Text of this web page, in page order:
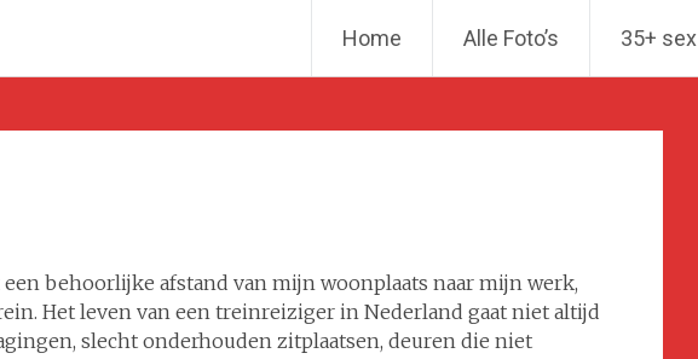
Home Alle Foto’s 35+ sex
een behoorlijke afstand van mijn woonplaats naar mijn werk,
Het leven van een treinreiziger in Nederland gaat niet altijd
slecht onderhouden zitplaatsen, deuren die niet